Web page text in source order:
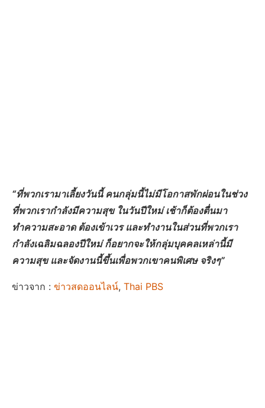
“ที่พวกเรามาเลี้ยงวันนี้ คนกลุ่มนี้ไม่มีโอกาสพักผ่อนในช่วง
ที่พวกเรากำลังมีความสุข ในวันปีใหม่ เช้าก็ต้องตื่นมา
ทำความสะอาด ต้องเข้าเวร และทำงานในส่วนที่พวกเรา
กำลังเฉลิมฉลองปีใหม่ ก็อยากจะให้กลุ่มบุคคลเหล่านี้มี
ความสุข และจัดงานนี้ขึ้นเพื่อพวกเขาคนพิเศษ จริงๆ”
ข่าวจาก : ข่าวสดออนไลน์, Thai PBS